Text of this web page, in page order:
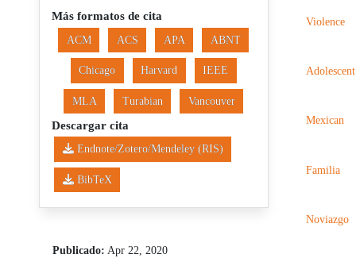
Más formatos de cita
ACM ACS APA ABNT
Chicago Harvard IEEE
MLA Turabian Vancouver
Descargar cita
Endnote/Zotero/Mendeley (RIS)
BibTeX
Publicado: Apr 22, 2020
Violence
Adolescent
Mexican
Familia
Noviazgo